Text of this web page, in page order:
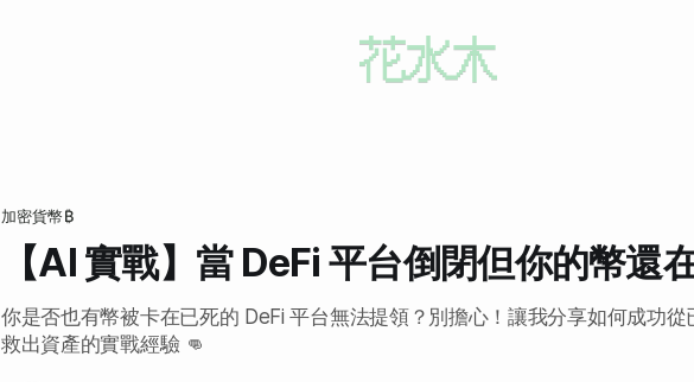
加密貨幣₿
【AI 實戰】當 DeFi 平台倒閉但你的幣還
你是否也有幣被卡在已死的 DeFi 平台無法提領？別擔心！讓我分享如何成功
救出資產的實戰經驗 👊